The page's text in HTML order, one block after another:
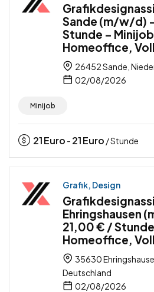
Sande (m/w/d)
Stunde –
Homeoffice,
26452 Sande,
02/08/2026
Minijob
21Euro - 21Euro / Stunde
Grafik, Design
Ehringshausen
21,00 € /
Homeoffice,
35630
Deutschland
02/08/2026